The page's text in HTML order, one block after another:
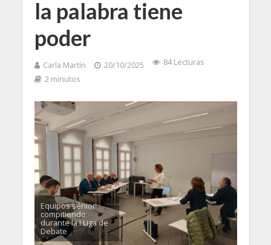
la palabra tiene
poder
Carla Martín 20/10/2025
84 Lecturas
2 minutos
Equipos sénior
compitiendo
durante la I Liga de
Debate